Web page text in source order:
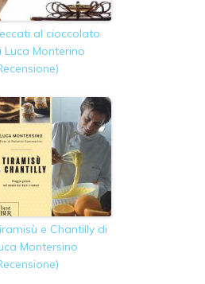
al cioccolato
Luca Monterino
e Chantilly di
Montersino